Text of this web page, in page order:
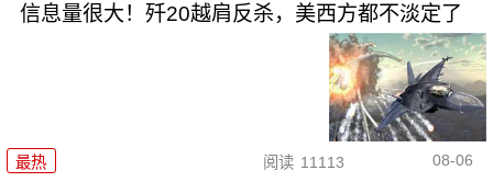
信息量很大！歼20越肩反杀，美西方都不淡定了
最热 阅读 11113 08-06